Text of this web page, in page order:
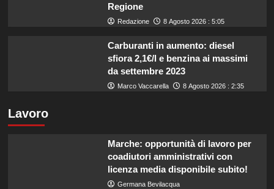
Regione
Redazione 8 Agosto 2026 : 5:05
Carburanti in aumento: diesel
sfiora 2,1€/l e benzina ai massimi
da settembre 2023
Marco Vaccarella 8 Agosto 2026 : 2:35
Lavoro
Marche: opportunità di lavoro per
coadiutori amministrativi con
licenza media disponibile subito!
Germana Bevilacqua